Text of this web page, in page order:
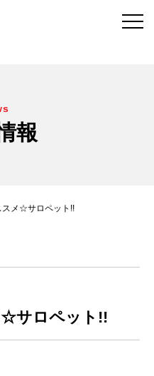
報
メ☆サロペット!!
サロペット!!